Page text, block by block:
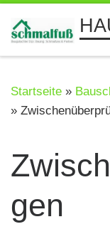
Zum Inhalt
Startseite »
»
gen